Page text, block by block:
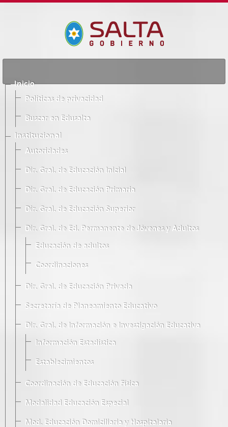
Inicio
Políticas de privacidad
Buscar en Edusalta
Institucional
Autoridades
Dir. Gral. de Educación Inicial
Dir. Gral. de Educación Primaria
Dir. Gral. de Educación Superior
Dir. Gral. de Ed. Permanente de Jóvenes y Adultos
Educación de adultos
Coordinaciones
Dir. Gral. de Educación Privada
Secretaría de Planeamiento Educativo
Dir. Gral. de Información e Investigación Educativa
Información Estadística
Establecimientos
Coordinación de Educación Física
Modalidad Educación Especial
Mod. Educación Domiciliaria y Hospitalaria